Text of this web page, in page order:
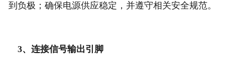
到负极；确保电源供应稳定，并遵守相关安全规范。
3、连接信号输出引脚